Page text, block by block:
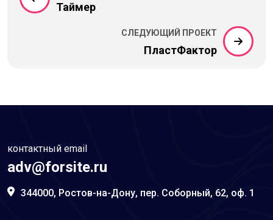
Таймер
СЛЕДУЮЩИЙ ПРОЕКТ
ПластФактор
контактный email
adv@forsite.ru
344000, Ростов-на-Дону, пер. Соборный, 62, оф. 1